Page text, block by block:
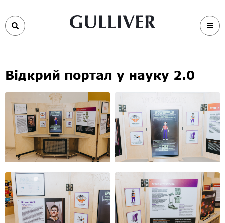
Відкрий портал у науку 2.0